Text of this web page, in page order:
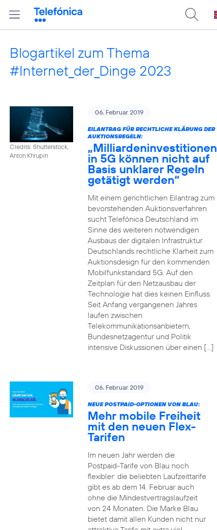
Blogartikel zum Thema
#Internet_der_Dinge 2023
Credits: Shutterstock,
Anton Khrupin
06. Februar 2019
EILANTRAG FÜR RECHTLICHE KLÄRUNG DER
AUKTIONSREGELN:
„Milliardeninvestitionen
in 5G können nicht auf
Basis unklarer Regeln
getätigt werden“
Mit einem gerichtlichen Eilantrag zum
bevorstehenden Auktionsverfahren
sucht Telefónica Deutschland im
Sinne des weiteren notwendigen
Ausbaus der digitalen Infrastruktur
Deutschlands rechtliche Klarheit zum
Auktionsdesign für den kommenden
Mobilfunkstandard 5G. Auf den
Zeitplan für den Netzausbau der
Technologie hat dies keinen Einfluss.
Seit Anfang vergangenen Jahres
laufen zwischen
Telekommunikationsanbietern,
Bundesnetzagentur und Politik
intensive Diskussionen über einen […]
06. Februar 2019
NEUE POSTPAID-OPTIONEN VON BLAU:
Mehr mobile Freiheit
mit den neuen Flex-
Tarifen
Im neuen Jahr werden die
Postpaid-Tarife von Blau noch
flexibler: die beliebten Laufzeittarife
gibt es ab dem 14. Februar auch
ohne die Mindestvertragslaufzeit
von 24 Monaten. Die Marke Blau
bietet damit allen Kunden nicht nur